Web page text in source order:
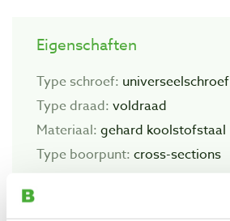
Eigenschaften
Type schroef: universeelschroef
Type draad: voldraad
Materiaal: gehard koolstofstaal
Type boorpunt: cross-sections